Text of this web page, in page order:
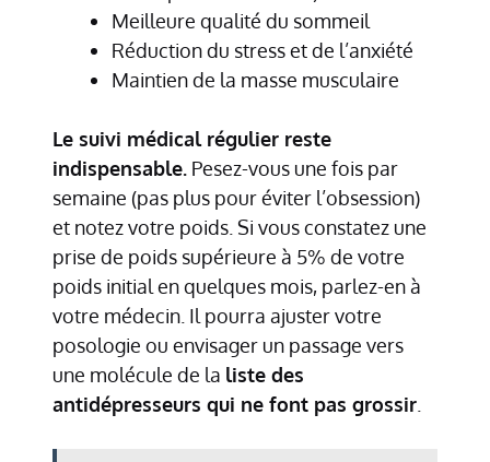
Meilleure qualité du sommeil
Réduction du stress et de l’anxiété
Maintien de la masse musculaire
Le suivi médical régulier reste
indispensable. Pesez-vous une fois par
semaine (pas plus pour éviter l’obsession)
et notez votre poids. Si vous constatez une
prise de poids supérieure à 5% de votre
poids initial en quelques mois, parlez-en à
votre médecin. Il pourra ajuster votre
posologie ou envisager un passage vers
une molécule de la liste des
antidépresseurs qui ne font pas grossir